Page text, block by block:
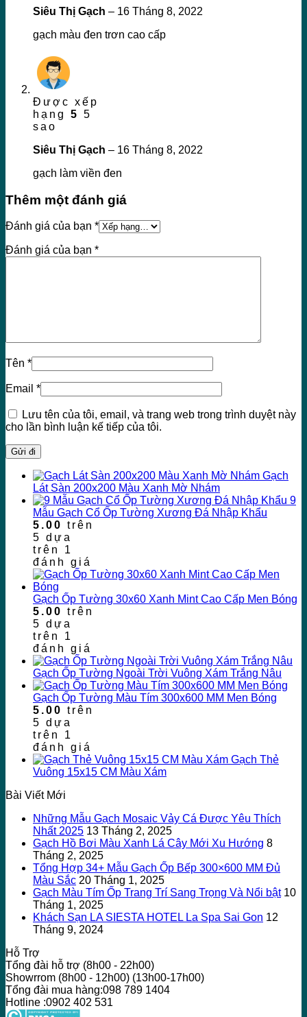
Siêu Thị Gạch – 16 Tháng 8, 2022
gạch màu đen trơn cao cấp
Được xếp
hạng 5 5
sao
Siêu Thị Gạch – 16 Tháng 8, 2022
gạch làm viền đen
Thêm một đánh giá
Đánh giá của bạn *
Đánh giá của bạn *
Tên *
Email *
Lưu tên của tôi, email, và trang web trong trình duyệt này
cho lần bình luận kế tiếp của tôi.
Gạch
Lát Sàn 200x200 Màu Xanh Mờ Nhám
9
Mẫu Gạch Cổ Ốp Tường Xương Đá Nhập Khẩu
5.00 trên
5 dựa
trên 1
đánh giá
Gạch Ốp Tường 30x60 Xanh Mint Cao Cấp Men Bóng
5.00 trên
5 dựa
trên 1
đánh giá
Gạch Ốp Tường Ngoài Trời Vuông Xám Trắng Nâu
Gạch Ốp Tường Màu Tím 300x600 MM Men Bóng
5.00 trên
5 dựa
trên 1
đánh giá
Gạch Thẻ
Vuông 15x15 CM Màu Xám
Bài Viết Mới
Những Mẫu Gạch Mosaic Vảy Cá Được Yêu Thích
Nhất 2025 13 Tháng 2, 2025
Gạch Hồ Bơi Màu Xanh Lá Cây Mới Xu Hướng 8
Tháng 2, 2025
Tổng Hợp 34+ Mẫu Gạch Ốp Bếp 300×600 MM Đủ
Màu Sắc 20 Tháng 1, 2025
Gạch Màu Tím Ốp Trang Trí Sang Trọng Và Nổi bật 10
Tháng 1, 2025
Khách Sạn LA SIESTA HOTEL La Spa Sai Gon 12
Tháng 9, 2024
Hỗ Trợ
Tổng đài hỗ trợ (8h00 - 22h00)
Showrrom (8h00 - 12h00) (13h00-17h00)
Tổng đài mua hàng:098 789 1404
Hotline :0902 402 531